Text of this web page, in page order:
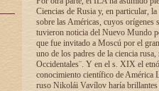
Ciencias de Rusia y, en particular,
sobre las Américas, cuyos
tuvieron noticia del Nuevo Mundo
que fue invitado a Moscú por el
uno de los padres de la ciencia
Occidentales¨. Y en el s. XIX el
conocimiento científico de América
ruso Nikolái Vavílov haría brillantes